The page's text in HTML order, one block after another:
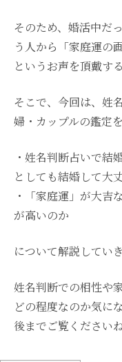
そのため、婚活中だ
う人から「家庭運の
というお声を頂戴す
そこで、今回は、姓
婦・カップルの鑑定
・姓名判断占いで結
としても結婚して大
・「家庭運」が大吉
が高いのか
について解説していき
姓名判断での相性や
どの程度なのか気に
後までご覧くださいね